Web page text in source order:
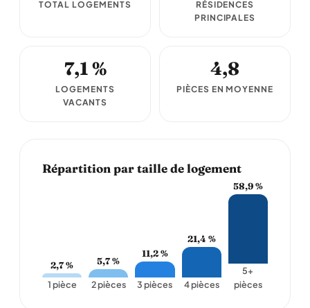
TOTAL LOGEMENTS
RÉSIDENCES
PRINCIPALES
7,1 %
LOGEMENTS
VACANTS
4,8
PIÈCES EN MOYENNE
Répartition par taille de logement
2,7 %
1 pièce
5,7 %
2 pièces
11,2 %
3 pièces
21,4 %
4 pièces
58,9 %
5+
pièces